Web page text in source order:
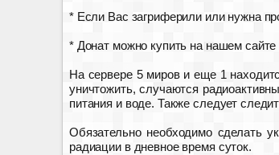
* Если Вас загриферили или нужна
* Донат можно купить на нашем сайте
На сервере 5 миров и еще 1
уничтожить, случаются
питания и воде. Также следует
Обязательно необходимо сделать
радиации в дневное время суток.